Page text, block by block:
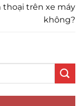
thoại trên xe máy
không?